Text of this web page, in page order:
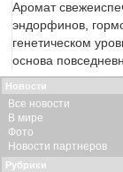
Аромат
эндорфинов,
генетическом
основа
Новости
Все новости
В мире
Фото
Новости партнеров
Рубрики